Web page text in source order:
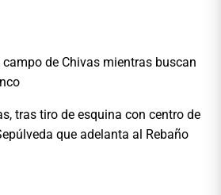
de Chivas mientras buscan
tras tiro de esquina con centro de
que adelanta al Rebaño